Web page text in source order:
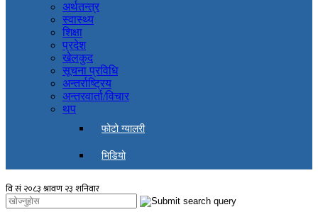
अर्थतन्त्र
स्वास्थ्य
शिक्षा
प्रदेश
खेलकुद
सूचना प्रविधि
अन्तर्राष्ट्रिय
अन्तरवार्ता/विचार
थप
फोटो ग्यालरी
भिडियो